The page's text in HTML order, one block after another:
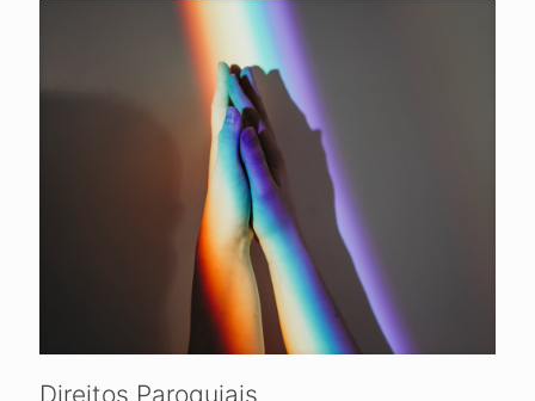
Direitos Paroquiais